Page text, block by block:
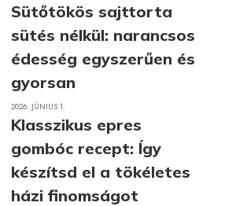
Sütőtökös sajttorta
sütés nélkül: narancsos
édesség egyszerűen és
gyorsan
2026. JÚNIUS 1.
Klasszikus epres
gombóc recept: Így
készítsd el a tökéletes
házi finomságot